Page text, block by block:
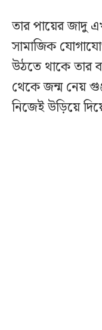
তার পায়ের জাদু
সামাজিক
উঠতে থাকে তার
থেকে জন্ম নেয়
নিজেই উড়িয়ে